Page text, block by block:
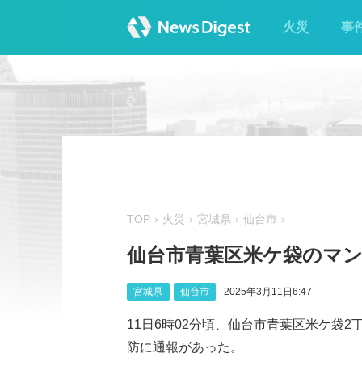
火災 事
TOP 火災 宮城県 仙台市
仙台市青葉区米ケ袋のマ
宮城県 仙台市 2025年3月11日6:47
11日6時02分頃、仙台市青葉区米ケ袋2
防に通報があった。